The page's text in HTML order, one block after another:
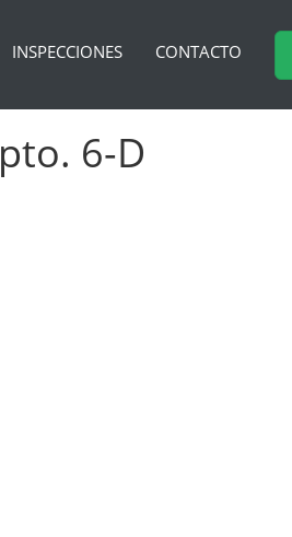
INSPECCIONES CONTACTO
6-D